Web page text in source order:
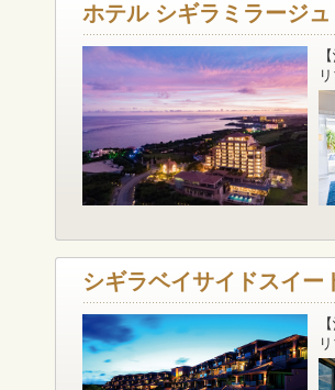
ホテル シギラミラージュ
シギラベイサイドスイー